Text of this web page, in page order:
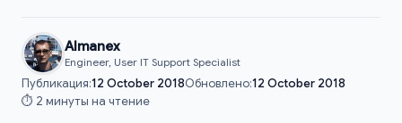
Almanex
Engineer, User IT Support Specialist
Публикация:12 October 2018Обновлено:12 October 2018
⏱️ 2 минуты на чтение